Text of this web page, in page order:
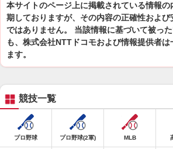
本サイトのページ上に掲載されている情報
期しておりますが、その内容の正確性およ
ではありません。 当該情報に基づいて被っ
も、株式会社NTTドコモおよび情報提供者
ます。
競技一覧
プロ野球 プロ野球(2軍) MLB